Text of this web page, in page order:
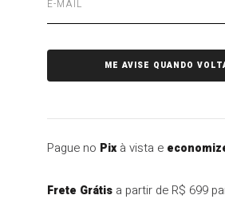
Pague no Pixà vista e
Frete Grátisa partir de R$ 699